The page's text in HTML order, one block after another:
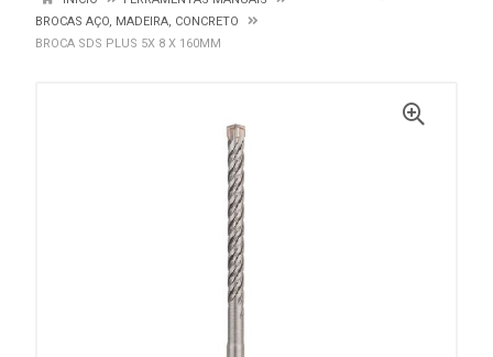
BROCAS AÇO, MADEIRA, CONCRETO
BROCA SDS PLUS 5X 8 X 160MM